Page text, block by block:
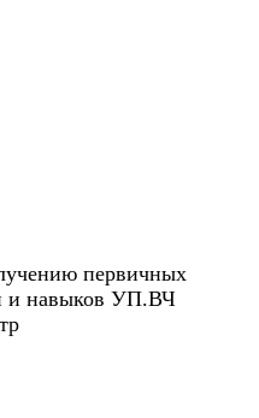
первичных
и навыков УП.ВЧ